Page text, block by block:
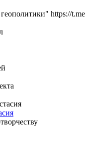
https://